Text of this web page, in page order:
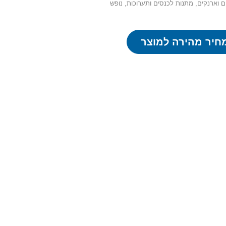
וארנקים, מתנות לכנסים ותערוכות, נופש
מהירה למוצר